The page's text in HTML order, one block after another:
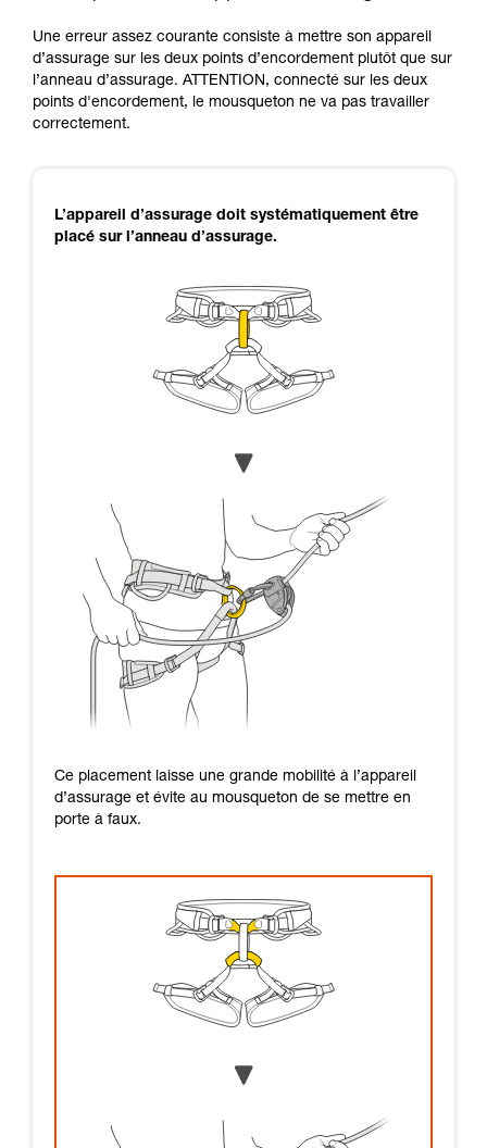
Une erreur assez courante consiste à mettre son appareil
d’assurage sur les deux points d’encordement plutôt que sur
l’anneau d’assurage. ATTENTION, connecté sur les deux
points d'encordement, le mousqueton ne va pas travailler
correctement.
L’appareil d’assurage doit systématiquement être
placé sur l’anneau d’assurage.
Ce placement laisse une grande mobilité à l’appareil
d’assurage et évite au mousqueton de se mettre en
porte à faux.